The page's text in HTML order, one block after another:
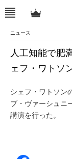
ニュース
人工知能で肥
ェフ・ワトソ
シェフ・ワトソン
ブ・ヴァーシュニ
講演を行った。